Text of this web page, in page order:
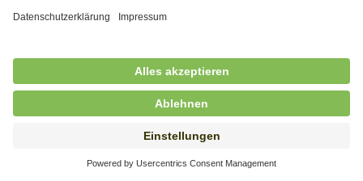
in Teilzeit (mind. 20 - max. 30 Std./.Wo.), SOS-
Hauswirtschaftskraft (m/w/d)
in unbefristeter Anstellung, Teilzeit (20 Std./Wo.), SOS-
Kinderdorf Dortmund, Hagen